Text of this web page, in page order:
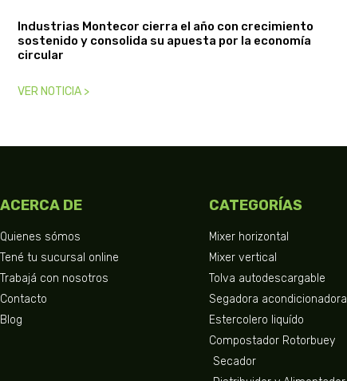
Industrias Montecor cierra el año con crecimiento
sostenido y consolida su apuesta por la economía
circular
VER NOTICIA >
ACERCA DE
Quienes sómos
Tené tu sucursal online
Trabajá con nosotros
Contacto
Blog
CATEGORÍAS
Mixer horizontal
Mixer vertical
Tolva autodescargable
Segadora acondicionadora
Estercolero liquído
Compostador Rotorbuey
Secador